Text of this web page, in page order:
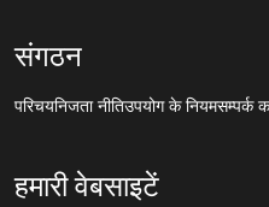
संगठन
परिचयनिजता नीतिउपयोग के नियमसम्पर्क
हमारी वेबसाइटें